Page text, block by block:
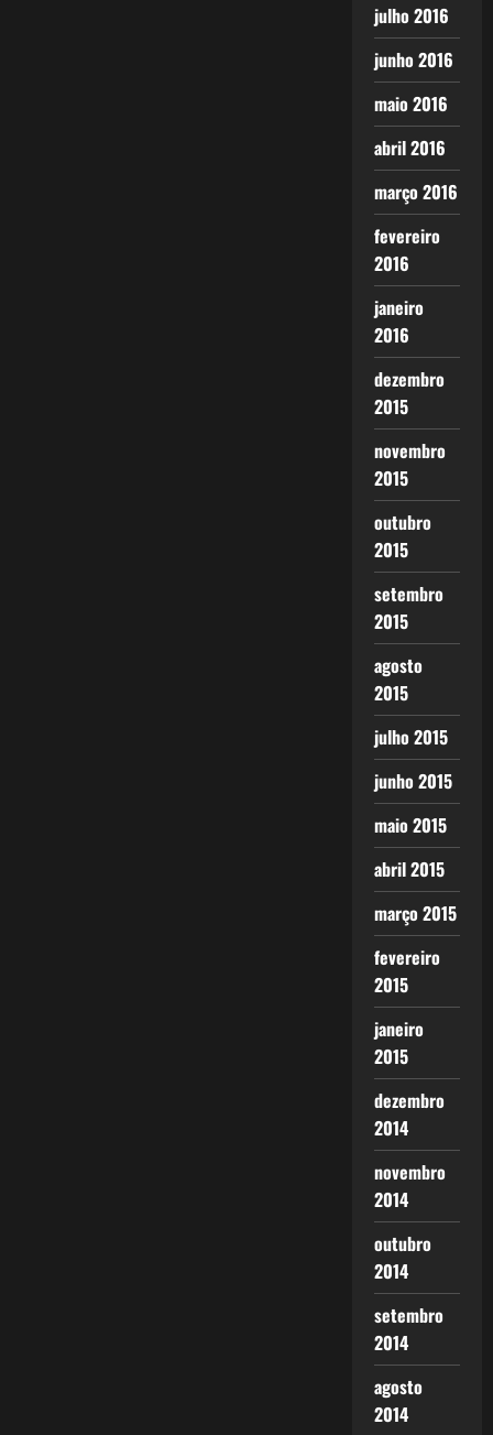
julho 2016
junho 2016
maio 2016
abril 2016
março 2016
fevereiro
2016
janeiro
2016
dezembro
2015
novembro
2015
outubro
2015
setembro
2015
agosto
2015
julho 2015
junho 2015
maio 2015
abril 2015
março 2015
fevereiro
2015
janeiro
2015
dezembro
2014
novembro
2014
outubro
2014
setembro
2014
agosto
2014